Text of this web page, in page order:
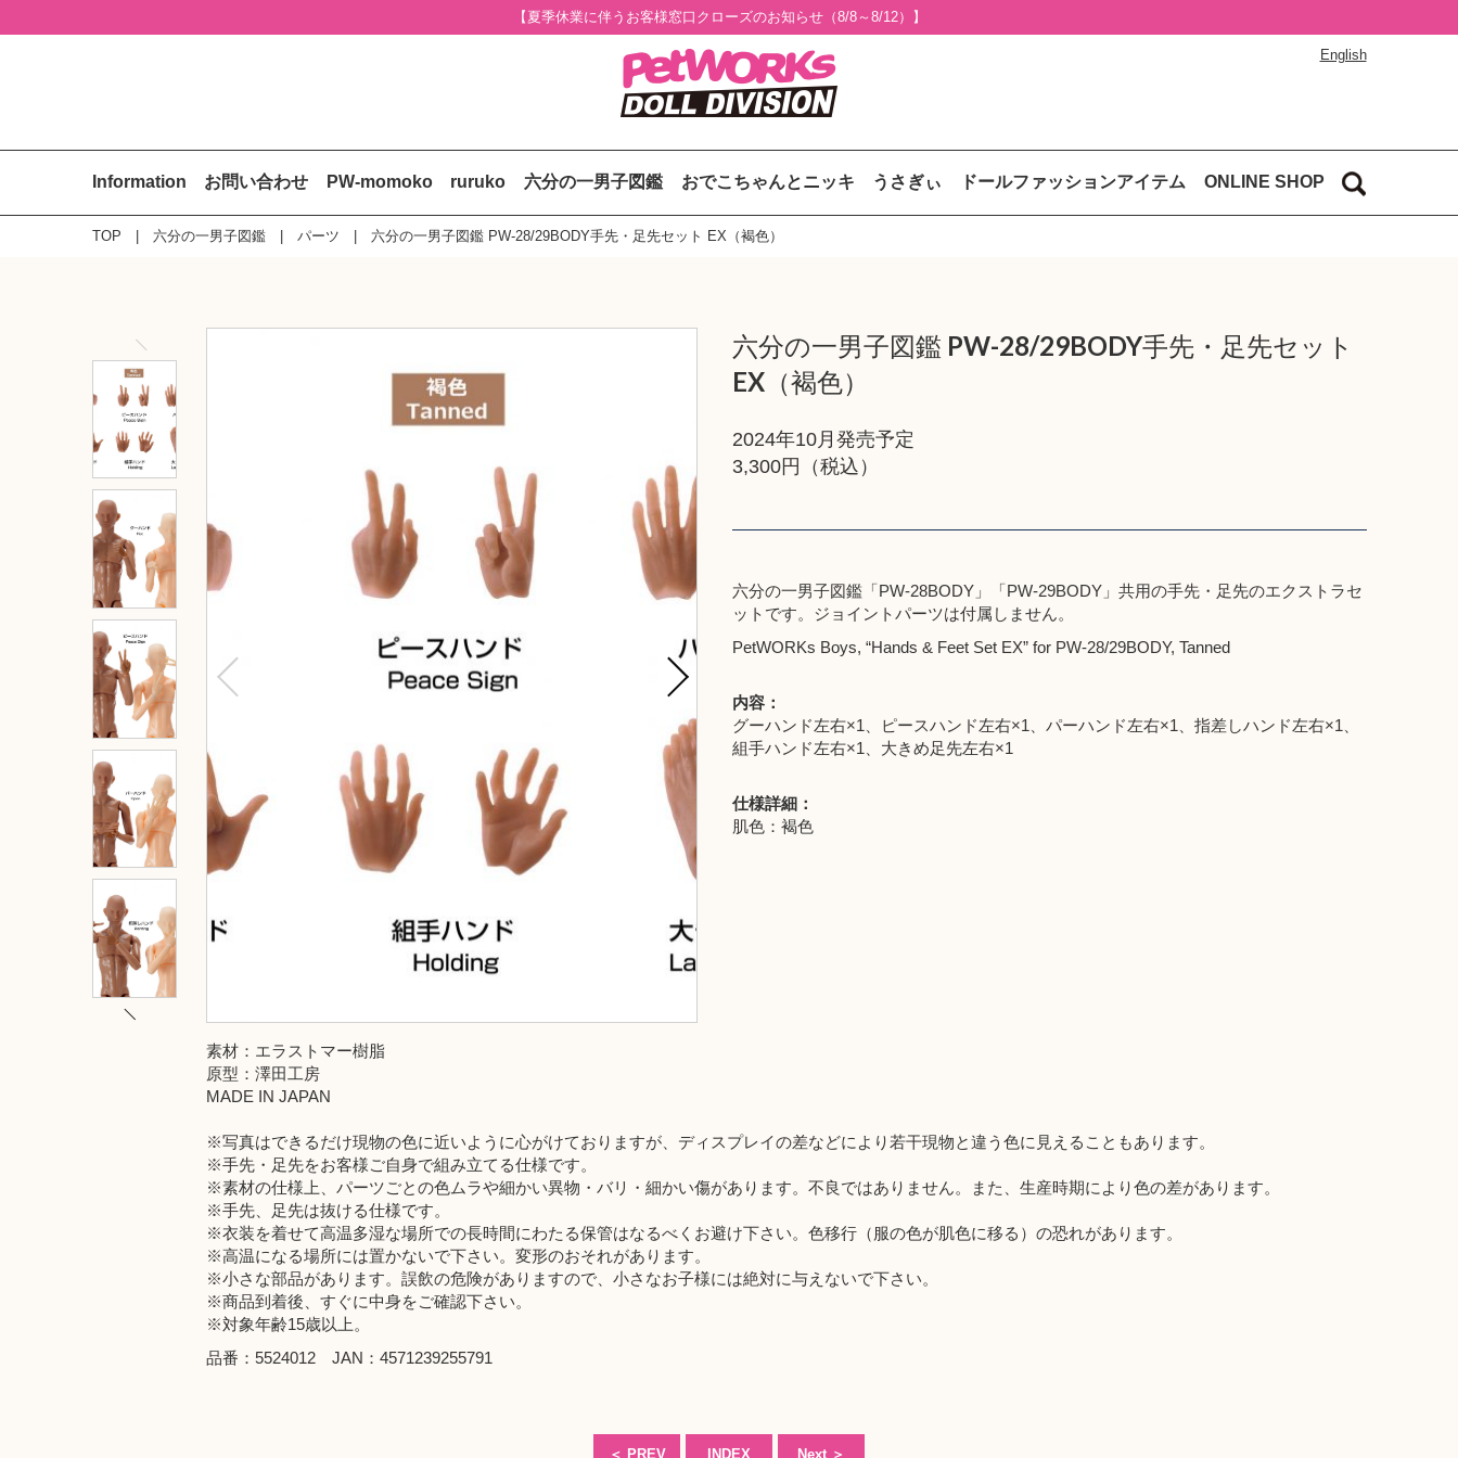
【夏季休業に伴うお客様窓口クローズのお知らせ（8/8～8/12）】
English
Information お問い合わせ PW-momoko ruruko 六分の一男子図鑑 おでこちゃんとニッキ うさぎぃ ドールファッションアイテム ONLINE SHOP
TOP 六分の一男子図鑑 パーツ 六分の一男子図鑑 PW-28/29BODY手先・足先セット EX（褐色）
六分の一男子図鑑 PW-28/29BODY手先・足先セット
EX（褐色）
2024年10月発売予定
3,300円（税込）
六分の一男子図鑑「PW-28BODY」「PW-29BODY」共用の手先・足先のエクストラセ
ットです。ジョイントパーツは付属しません。
PetWORKs Boys, “Hands & Feet Set EX” for PW-28/29BODY, Tanned
内容：
グーハンド左右×1、ピースハンド左右×1、パーハンド左右×1、指差しハンド左右×1、
組手ハンド左右×1、大きめ足先左右×1
仕様詳細：
肌色：褐色
素材：エラストマー樹脂
原型：澤田工房
MADE IN JAPAN
※写真はできるだけ現物の色に近いように心がけておりますが、ディスプレイの差などにより若干現物と違う色に見えることもあります。
※手先・足先をお客様ご自身で組み立てる仕様です。
※素材の仕様上、パーツごとの色ムラや細かい異物・バリ・細かい傷があります。不良ではありません。また、生産時期により色の差があります。
※手先、足先は抜ける仕様です。
※衣装を着せて高温多湿な場所での長時間にわたる保管はなるべくお避け下さい。色移行（服の色が肌色に移る）の恐れがあります。
※高温になる場所には置かないで下さい。変形のおそれがあります。
※小さな部品があります。誤飲の危険がありますので、小さなお子様には絶対に与えないで下さい。
※商品到着後、すぐに中身をご確認下さい。
※対象年齢15歳以上。
品番：5524012 JAN：4571239255791
＜ PREV INDEX Next ＞